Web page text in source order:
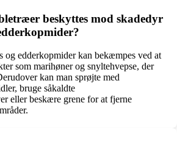
beskyttes mod skadedyr
og edderkopmider kan bekæmpes ved at
som marihøner og snyltehvepse, der
kan man sprøjte med
bruge såkaldte
eller beskære grene for at fjerne